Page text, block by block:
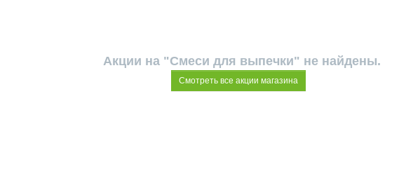
Акции на "Смеси для выпечки" не найдены.
Смотреть все акции магазина